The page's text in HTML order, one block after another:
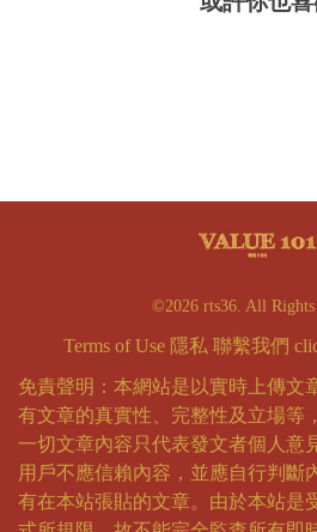
©2026 rts36. All Rights
Terms of Use 隱私 聯繫我們
免責聲明：本網站是以實時上傳文
有文章的真實性、完整性及立場等
一切文章內容只代表發文者個人意
用戶不應信賴內容，並應自行判斷
有在本站張貼的文章。由於本站是